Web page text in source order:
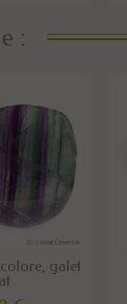
:
galet